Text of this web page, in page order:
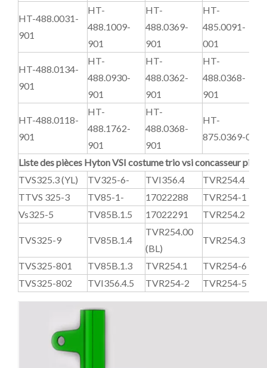
HT-488.0031-
901
HT-
488.1009-
901
HT-
488.0369-
901
HT-
485.0091-
001
HT-488.0134-
901
HT-
488.0930-
901
HT-
488.0362-
901
HT-
488.0368-
901
HT-488.0118-
901
HT-
488.1762-
901
HT-
488.0368-
901
HT-
875.0369-00
Liste des pièces Hyton VSI costume trio vsi concasseur
TVS325.3 (YL)
TV325-6- TVI356.4 TVR254.4
TTVS 325-3
TV85-1- 17022288 TVR254-1
Vs325-5
TV85B.1.5 17022291 TVR254.2
TVS325-9 TV85B.1.4
TVR254.00
(BL)
TVR254.3
TVS325-801 TV85B.1.3 TVR254.1 TVR254-6
TVS325-802
TVI356.4.5 TVR254-2 TVR254-5